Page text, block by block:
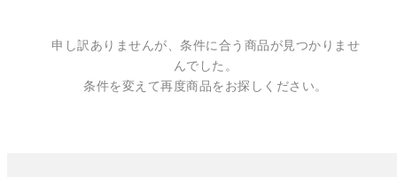
申し訳ありませんが、条件に合う商品が見つかりませ
んでした。
条件を変えて再度商品をお探しください。